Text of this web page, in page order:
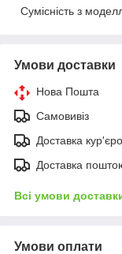
Сумісність з
Умови доставки
Нова Пошта
Самовивіз
Доставка
Доставка
Всі умови
Умови оплати